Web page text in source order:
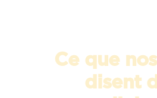
Ce que
disent